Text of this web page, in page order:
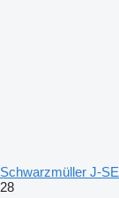
Schwarzmüller J-
28